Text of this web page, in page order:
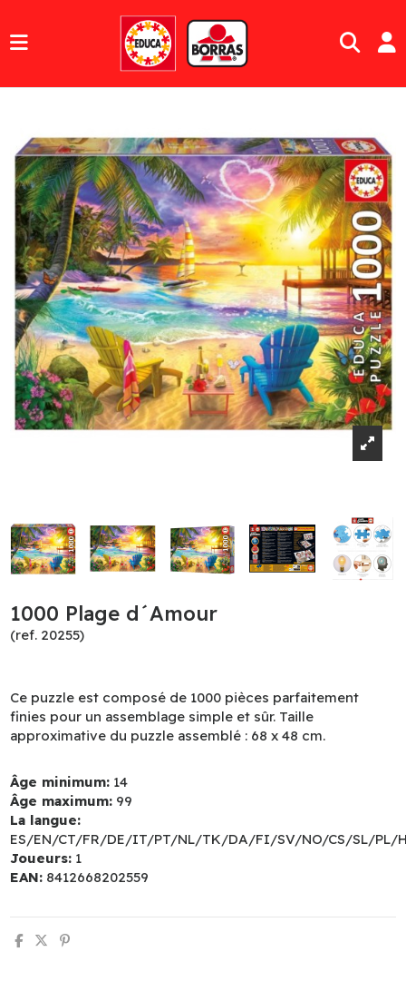
1000 Plage d´Amour
(ref. 20255)
Ce puzzle est composé de 1000 pièces parfaitement
finies pour un assemblage simple et sûr. Taille
approximative du puzzle assemblé : 68 x 48 cm.
Âge minimum: 14
Âge maximum: 99
La langue:
ES/EN/CT/FR/DE/IT/PT/NL/TK/DA/FI/SV/NO/CS/SL/PL/
Joueurs: 1
EAN: 8412668202559